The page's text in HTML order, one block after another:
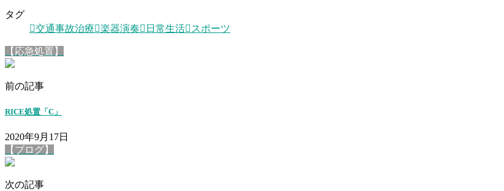
タグ
交通事故治療
楽器演奏 日常生活 スポーツ
【応急処置】
前の記事
RICE処置「C」
2020年9月17日
【ブログ】
次の記事